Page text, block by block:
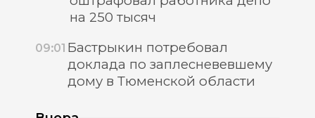
на 250 тысяч
09:01 Бастрыкин потребовал
доклада по заплесневевшему
дому в Тюменской области